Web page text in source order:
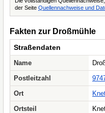
der Seite Quellennachweise und
Fakten zur Droßmühle
Straßendaten
Name
Postleitzahl
Ort
Ortsteil